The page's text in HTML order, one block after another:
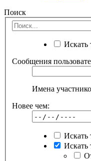
Поиск
Искать
Сообщения
Имена
Новее чем:
Искать
Искать